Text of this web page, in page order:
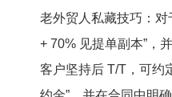
老外贸人私藏技巧：对
+ 70% 见提单副本”，
客户坚持后 T/T，可约